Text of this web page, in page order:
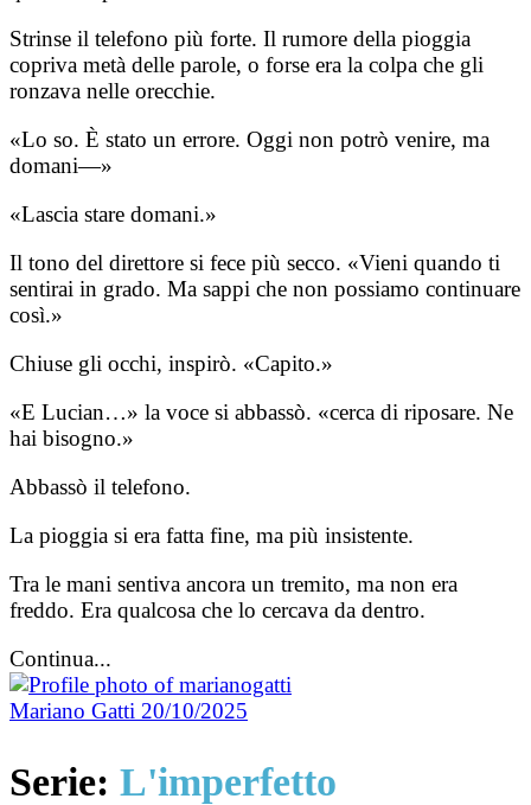
Strinse il telefono più forte. Il rumore della pioggia
copriva metà delle parole, o forse era la colpa che gli
ronzava nelle orecchie.
«Lo so. È stato un errore. Oggi non potrò venire, ma
domani—»
«Lascia stare domani.»
Il tono del direttore si fece più secco. «Vieni quando ti
sentirai in grado. Ma sappi che non possiamo continuare
così.»
Chiuse gli occhi, inspirò. «Capito.»
«E Lucian…» la voce si abbassò. «cerca di riposare. Ne
hai bisogno.»
Abbassò il telefono.
La pioggia si era fatta fine, ma più insistente.
Tra le mani sentiva ancora un tremito, ma non era
freddo. Era qualcosa che lo cercava da dentro.
Continua...
Mariano Gatti 20/10/2025
Serie: L'imperfetto